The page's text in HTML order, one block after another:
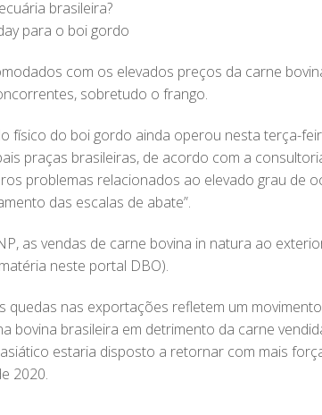
brasileira?
para o boi gordo
com os elevados preços da carne
sobretudo o frango.
físico do boi gordo ainda operou nesta terça-
praças brasileiras, de acordo com a
problemas relacionados ao elevado grau de
das escalas de abate”.
as vendas de carne bovina in natura ao
neste portal DBO).
quedas nas exportações refletem um
bovina brasileira em detrimento da carne
estaria disposto a retornar com mais
2020.